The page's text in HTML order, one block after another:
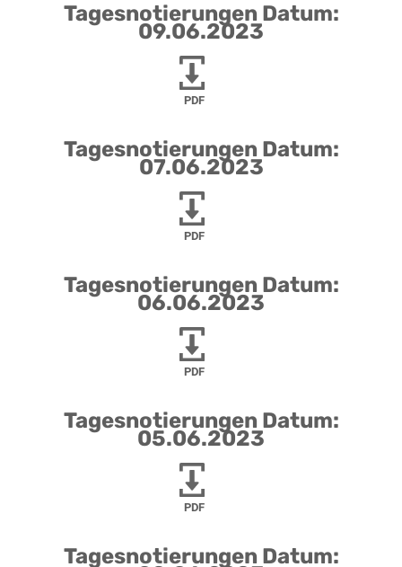
Tagesnotierungen Datum:
09.06.2023
PDF
Tagesnotierungen Datum:
07.06.2023
PDF
Tagesnotierungen Datum:
06.06.2023
PDF
Tagesnotierungen Datum:
05.06.2023
PDF
Tagesnotierungen Datum: